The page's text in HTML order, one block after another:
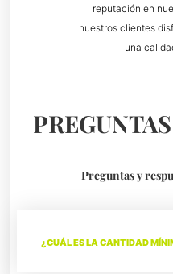
reputación en
nuestros clientes
una
Preguntas y
¿CUÁL ES LA CANTIDAD